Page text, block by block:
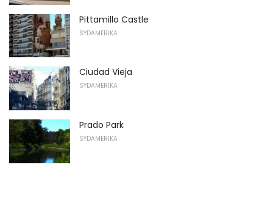
Pittamillo Castle
SYDAMERIKA
Ciudad Vieja
SYDAMERIKA
Prado Park
SYDAMERIKA